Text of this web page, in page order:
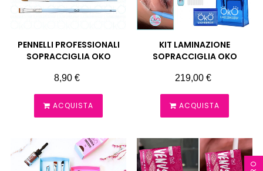
PENNELLI PROFESSIONALI
SOPRACCIGLIA OKO
Prezzo
8,90 €
ACQUISTA
KIT LAMINAZIONE
SOPRACCIGLIA OKO
Prezzo
219,00 €
ACQUISTA